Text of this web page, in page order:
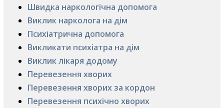
Швидка наркологічна допомога
Виклик нарколога на дім
Психіатрична допомога
Викликати психіатра на дім
Виклик лікаря додому
Перевезення хворих
Перевезення хворих за кордон
Перевезення психічно хворих